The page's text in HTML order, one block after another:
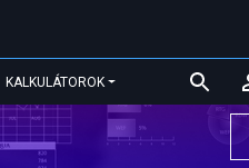
KALKULÁTOROK